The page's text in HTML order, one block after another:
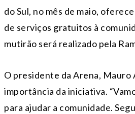
do Sul, no mês de maio,
de serviços gratuitos à
mutirão será realizado pela
O presidente da Arena, Mauro
importância da iniciativa.
para ajudar a comunidade.